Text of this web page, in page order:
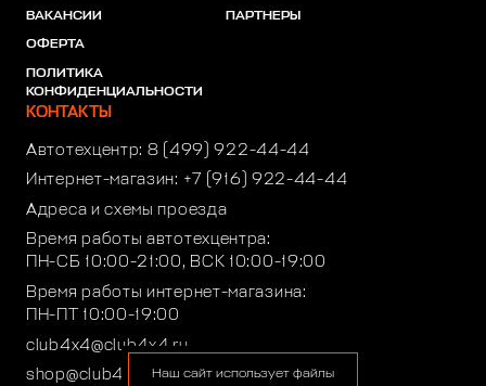
ВАКАНСИИ
ОФЕРТА
ПОЛИТИКА
КОНФИДЕНЦИАЛЬНОСТИ
ПАРТНЕРЫ
КОНТАКТЫ
Автотехцентр: 8 (499) 922-44-44
Интернет-магазин: +7 (916) 922-44-44
Адреса и схемы проезда
Время работы автотехцентра:
ПН-СБ 10:00-21:00, ВСК 10:00-19:00
Время работы интернет-магазина:
ПН-ПТ 10:00-19:00
club4x4@club4x4.ru
shop@club4x4.ruНаш сайт использует файлы